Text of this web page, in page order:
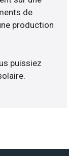
de
production
puissiez